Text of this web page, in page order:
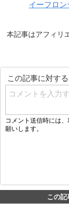
イーフロン
本記事はアフィリ
この記